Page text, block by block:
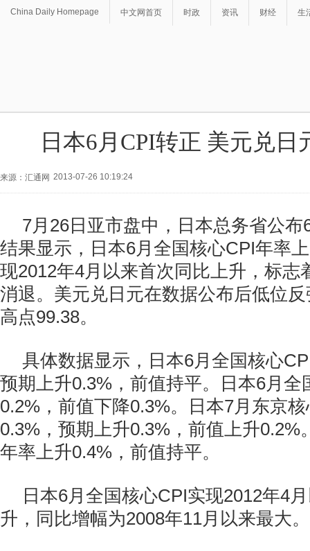
China Daily Homepage 中文网首页 时政 资讯 财经 生
日本6月CPI转正 美元兑日
来源：汇通网 2013-07-26 10:19:24
7月26日亚市盘中，日本总务省公
结果显示，日本6月全国核心CPI年率
现2012年4月以来首次同比上升，标志
消退。美元兑日元在数据公布后低位
高点99.38。
具体数据显示，日本6月全国核心
预期上升0.3%，前值持平。日本6月全
0.2%，前值下降0.3%。日本7月东京
0.3%，预期上升0.3%，前值上升0.2%
年率上升0.4%，前值持平。
日本6月全国核心CPI实现2012年4
升，同比增幅为2008年11月以来最大。